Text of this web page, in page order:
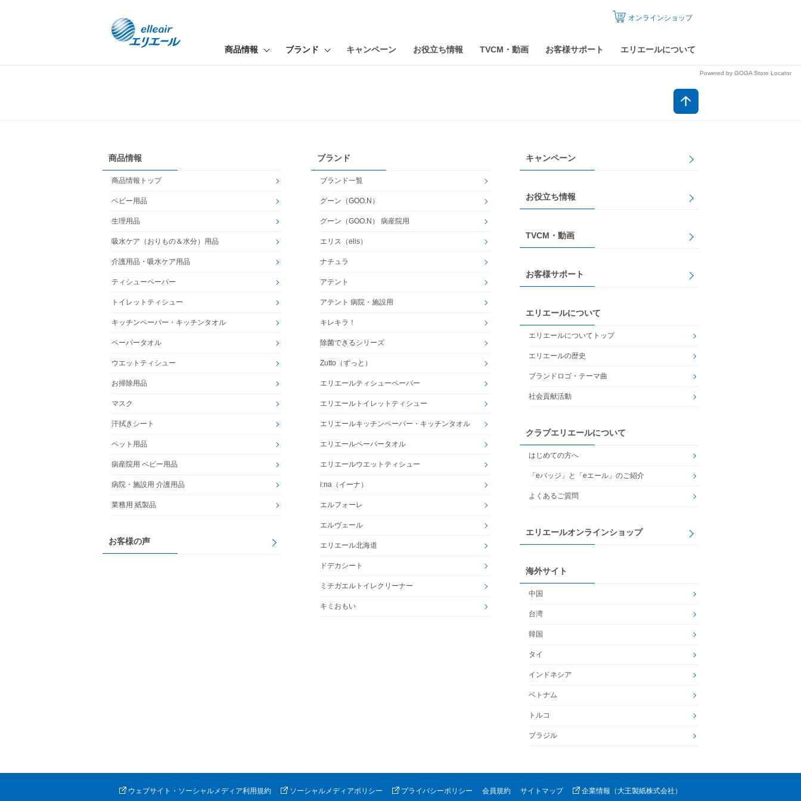
商品情報 ブランド キャンペーン お役立ち情報 TVCM・動画 お客様サポート エリエールについて
オンラインショップ
Powered by GOGA Store Locator
商品情報
商品情報トップ
ベビー用品
生理用品
吸水ケア（おりもの＆水分）用品
介護用品・吸水ケア用品
ティシューペーパー
トイレットティシュー
キッチンペーパー・キッチンタオル
ペーパータオル
ウエットティシュー
お掃除用品
マスク
汗拭きシート
ペット用品
病産院用 ベビー用品
病院・施設用 介護用品
業務用 紙製品
お客様の声
ブランド
ブランド一覧
グーン（GOO.N）
グーン（GOO.N） 病産院用
エリス（elis）
ナチュラ
アテント
アテント 病院・施設用
キレキラ！
除菌できるシリーズ
Zutto（ずっと）
エリエールティシューペーパー
エリエールトイレットティシュー
エリエールキッチンペーパー・キッチンタオル
エリエールペーパータオル
エリエールウエットティシュー
i:na（イーナ）
エルフォーレ
エルヴェール
エリエール北海道
ドデカシート
ミチガエルトイレクリーナー
キミおもい
キャンペーン
お役立ち情報
TVCM・動画
お客様サポート
エリエールについて
エリエールについてトップ
エリエールの歴史
ブランドロゴ・テーマ曲
社会貢献活動
クラブエリエールについて
はじめての方へ
「eバッジ」と「eエール」のご紹介
よくあるご質問
エリエールオンラインショップ
海外サイト
中国
台湾
韓国
タイ
インドネシア
ベトナム
トルコ
ブラジル
ウェブサイト・ソーシャルメディア利用規約 ソーシャルメディアポリシー プライバシーポリシー 会員規約 サイトマップ 企業情報（大王製紙株式会社）